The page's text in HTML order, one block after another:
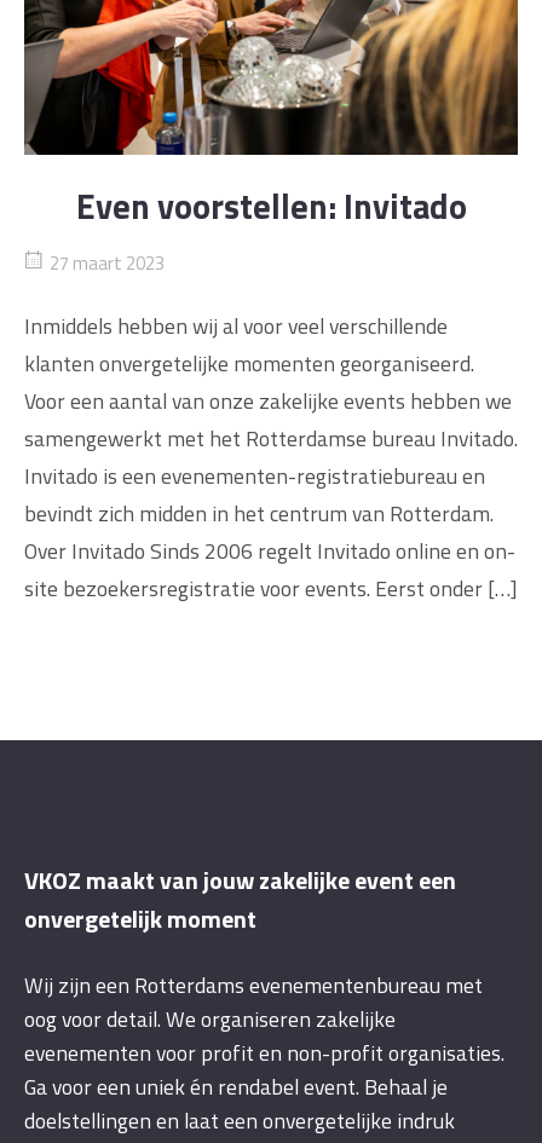
Even voorstellen: Invitado
27 maart 2023
Inmiddels hebben wij al voor veel verschillende
klanten onvergetelijke momenten georganiseerd.
Voor een aantal van onze zakelijke events hebben we
samengewerkt met het Rotterdamse bureau Invitado.
Invitado is een evenementen-registratiebureau en
bevindt zich midden in het centrum van Rotterdam.
Over Invitado Sinds 2006 regelt Invitado online en on-
site bezoekersregistratie voor events. Eerst onder […]
VKOZ maakt van jouw zakelijke event een
onvergetelijk moment
Wij zijn een Rotterdams evenementenbureau met
oog voor detail. We organiseren zakelijke
evenementen voor profit en non-profit organisaties.
Ga voor een uniek én rendabel event. Behaal je
doelstellingen en laat een onvergetelijke indruk